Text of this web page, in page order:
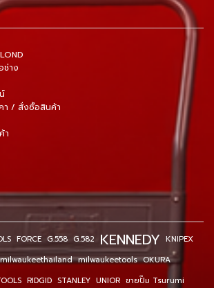
ช่าง
า / สั่งซื้อสินค้า
า
FORCE G.558 G.582 KENNEDY KNIPEX
milwaukeethailand milwaukeetools OKURA
RIDGID STANLEY UNIOR ขายปั๊ม Tsurumi